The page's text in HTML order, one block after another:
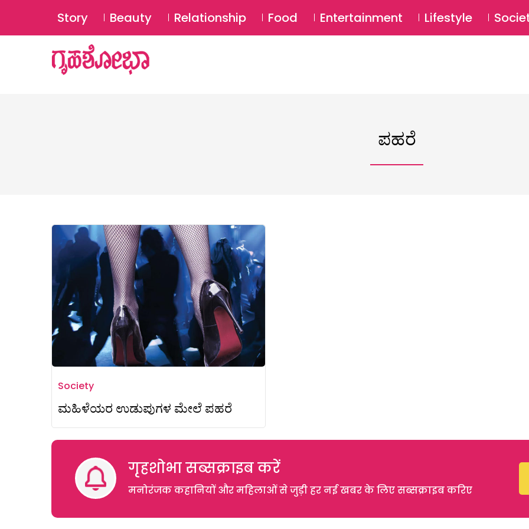
Story Beauty Relationship Food Entertainment Lifestyle
ಪಹರೆ
Society
ಮಹಿಳೆಯರ ಉಡುಪುಗಳ ಮೇಲೆ ಪಹರೆ
गृहशोभा सब्सक्राइब करें
मनोरंजक कहानियों और महिलाओं से जुड़ी हर नई खबर के लिए सब्सक्राइब करिए